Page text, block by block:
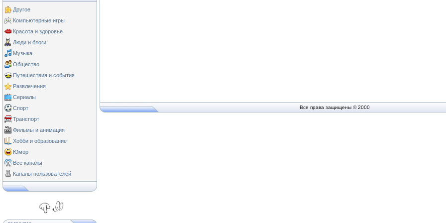
Другое
Компьютерные игры
Красота и здоровье
Люди и блоги
Музыка
Общество
Путешествия и события
Развлечения
Сериалы
Спорт
Транспорт
Фильмы и анимация
Хобби и образование
Юмор
Все каналы
Каналы пользователей
Все права защищены © 2000